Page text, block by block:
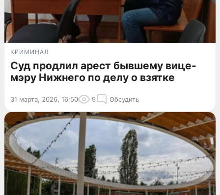
КРИМИНАЛ
Суд продлил арест бывшему вице-
мэру Нижнего по делу о взятке
31 марта, 2026, 16:50 9 Обсудить